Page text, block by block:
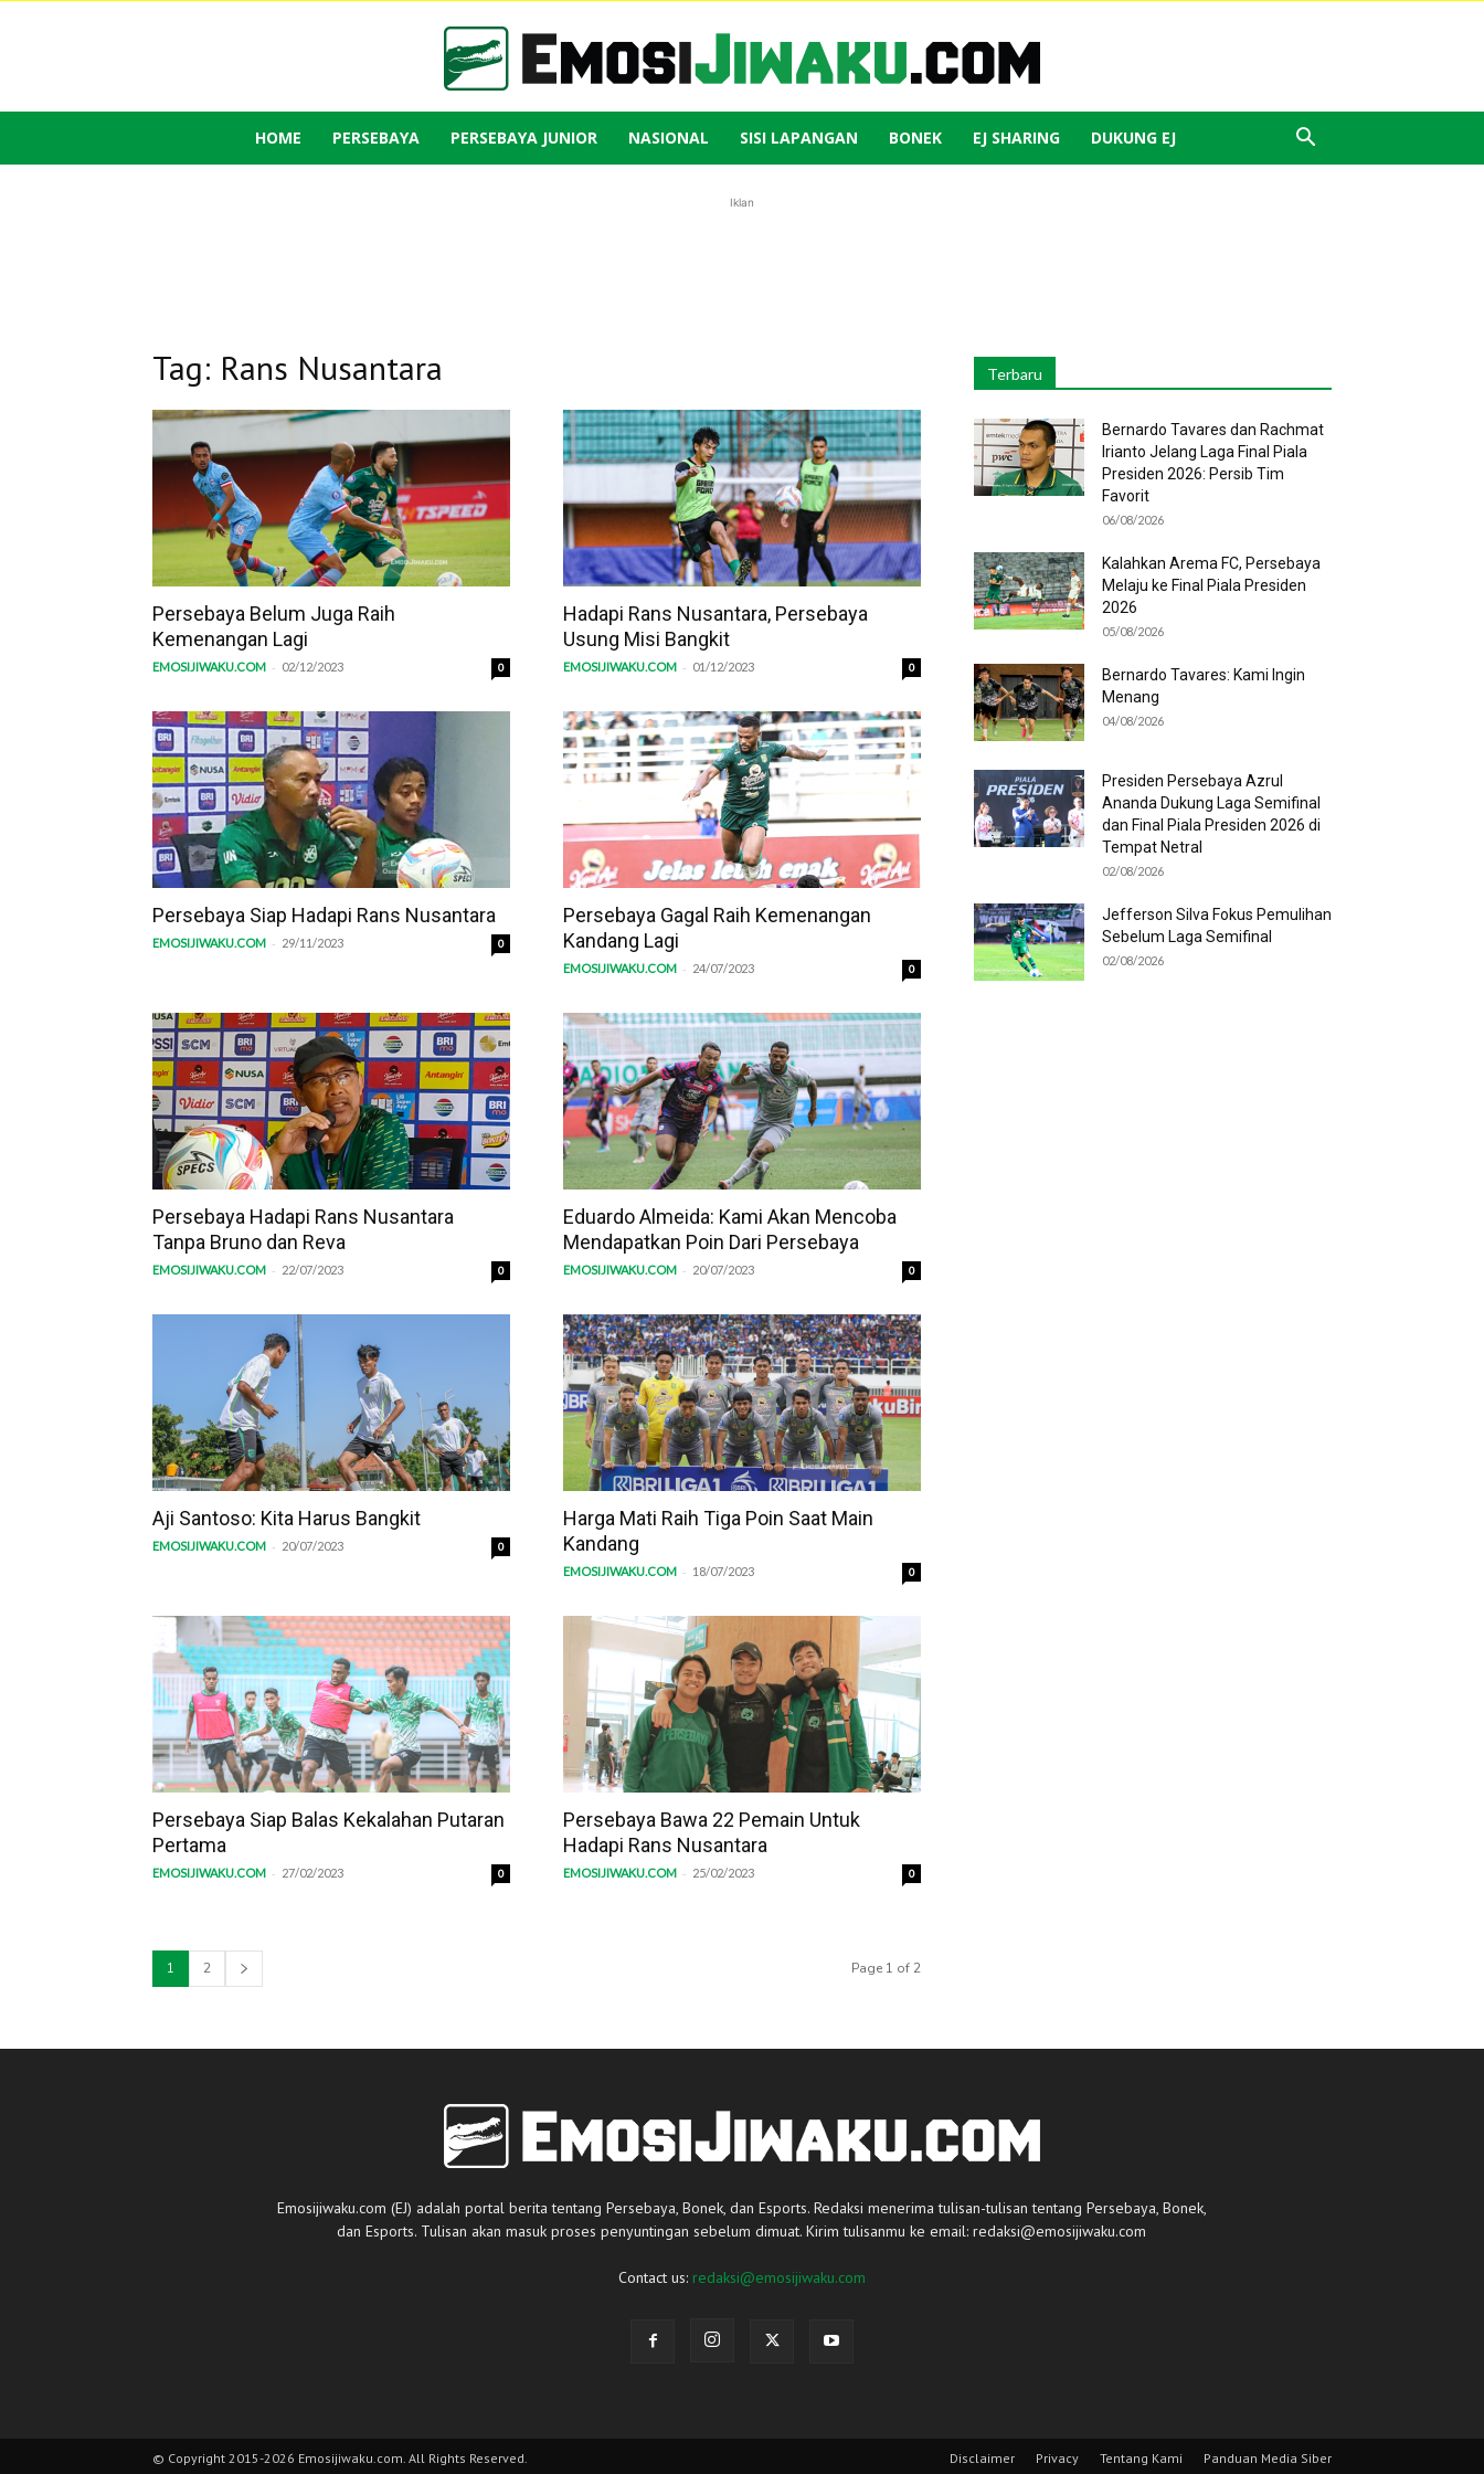
Emosi
HOME PERSEBAYA PERSEBAYA JUNIOR NASIONAL SISI LAPANGAN BONEK EJ SHARING DUKUNG EJ
Iklan
Tag: Rans Nusantara
Persebaya Belum Juga Raih
Kemenangan Lagi
EMOSIJIWAKU.COM - 02/12/2023 0
Hadapi Rans Nusantara, Persebaya
Usung Misi Bangkit
EMOSIJIWAKU.COM - 01/12/2023 0
Persebaya Siap Hadapi Rans Nusantara
EMOSIJIWAKU.COM - 29/11/2023 0
Persebaya Gagal Raih Kemenangan
Kandang Lagi
EMOSIJIWAKU.COM - 24/07/2023 0
Persebaya Hadapi Rans Nusantara
Tanpa Bruno dan Reva
EMOSIJIWAKU.COM - 22/07/2023 0
Eduardo Almeida: Kami Akan Mencoba
Mendapatkan Poin Dari Persebaya
EMOSIJIWAKU.COM - 20/07/2023 0
Aji Santoso: Kita Harus Bangkit
EMOSIJIWAKU.COM - 20/07/2023 0
Harga Mati Raih Tiga Poin Saat Main
Kandang
EMOSIJIWAKU.COM - 18/07/2023 0
Persebaya Siap Balas Kekalahan Putaran
Pertama
EMOSIJIWAKU.COM - 27/02/2023 0
Persebaya Bawa 22 Pemain Untuk
Hadapi Rans Nusantara
EMOSIJIWAKU.COM - 25/02/2023 0
1 2 Page 1 of 2
Terbaru
Bernardo Tavares dan Rachmat
Irianto Jelang Laga Final Piala
Presiden 2026: Persib Tim
Favorit
06/08/2026
Kalahkan Arema FC, Persebaya
Melaju ke Final Piala Presiden
2026
05/08/2026
Bernardo Tavares: Kami Ingin
Menang
04/08/2026
Presiden Persebaya Azrul
Ananda Dukung Laga Semifinal
dan Final Piala Presiden 2026 di
Tempat Netral
02/08/2026
Jefferson Silva Fokus Pemulihan
Sebelum Laga Semifinal
02/08/2026
Emosijiwaku.com (EJ) adalah portal berita tentang Persebaya, Bonek, dan Esports. Redaksi menerima tulisan-tulisan tentang Persebaya, Bonek,
dan Esports. Tulisan akan masuk proses penyuntingan sebelum dimuat. Kirim tulisanmu ke email:redaksi@emosijiwaku.com
Contact us: redaksi@emosijiwaku.com
Disclaimer Privacy Tentang Kami Panduan Media Siber
© Copyright 2015-2026 Emosijiwaku.com. All Rights Reserved.